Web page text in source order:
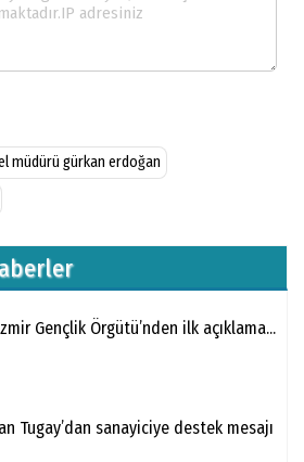
müdürü gürkan erdoğan
Gençlik Örgütü’nden ilk açıklama...
Tugay’dan sanayiciye destek mesajı